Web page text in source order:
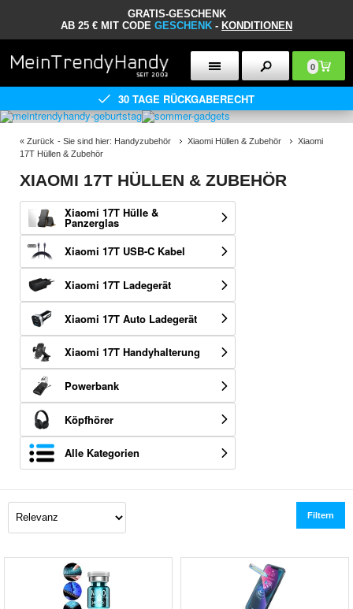
GRATIS-GESCHENK
AB 25 € MIT CODE GESCHENK - KONDITIONEN
0
30 TAGE RÜCKGABERECHT
« Zurück - Sie sind hier: Handyzubehör Xiaomi Hüllen & Zubehör
Xiaomi
17T Hüllen & Zubehör
XIAOMI 17T HÜLLEN & ZUBEHÖR
Xiaomi 17T Hülle &
Panzerglas
Xiaomi 17T USB-C Kabel
Xiaomi 17T Ladegerät
Xiaomi 17T Auto Ladegerät
Xiaomi 17T Handyhalterung
Powerbank
Köpfhörer
Alle Kategorien
Filtern